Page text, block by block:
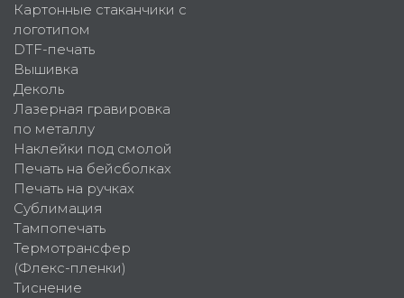
Картонные стаканчики с
логотипом
DTF-печать
Вышивка
Деколь
Лазерная гравировка
по металлу
Наклейки под смолой
Печать на бейсболках
Печать на ручках
Сублимация
Тампопечать
Термотрансфер
(Флекс-пленки)
Тиснение